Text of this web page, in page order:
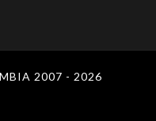
2007 - 2026